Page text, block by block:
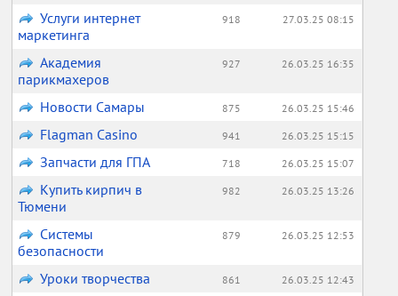
Услуги интернет
маркетинга
918 27.03.25 08:15
Академия
парикмахеров
927 26.03.25 16:35
Новости Самары 875 26.03.25 15:46
Flagman Casino 941 26.03.25 15:15
Запчасти для ГПА 718 26.03.25 15:07
Купить кирпич в
Тюмени
982 26.03.25 13:26
Системы
безопасности
879 26.03.25 12:53
Уроки творчества 861 26.03.25 12:43